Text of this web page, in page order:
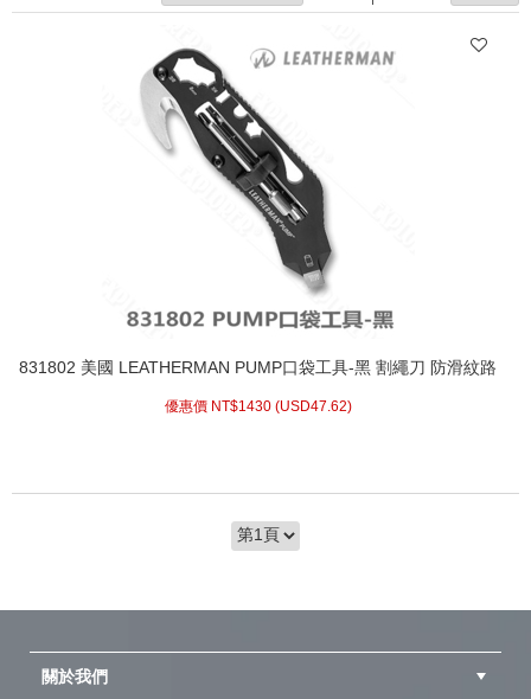
831802 美國 LEATHERMAN PUMP口袋工具-黑 割繩刀 防滑紋路
優惠價 NT$1430 (USD47.62)
關於我們